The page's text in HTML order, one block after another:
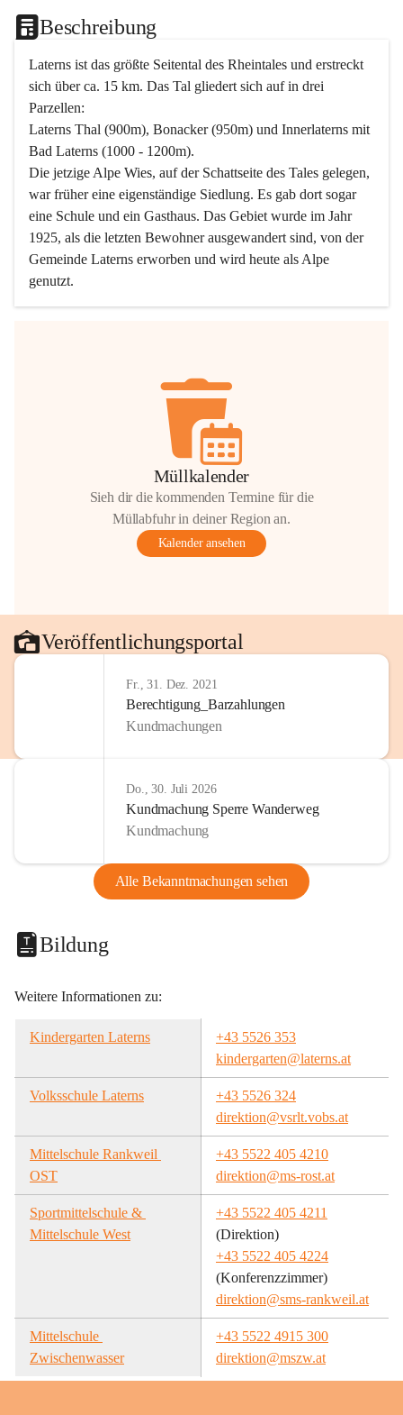
Beschreibung
Laterns ist das größte Seitental des Rheintales und erstreckt
sich über ca. 15 km. Das Tal gliedert sich auf in drei
Parzellen:
Laterns Thal (900m), Bonacker (950m) und Innerlaterns mit
Bad Laterns (1000 - 1200m).
Die jetzige Alpe Wies, auf der Schattseite des Tales gelegen,
war früher eine eigenständige Siedlung. Es gab dort sogar
eine Schule und ein Gasthaus. Das Gebiet wurde im Jahr
1925, als die letzten Bewohner ausgewandert sind, von der
Gemeinde Laterns erworben und wird heute als Alpe
genutzt.
Müllkalender
Sieh dir die kommenden Termine für die
Müllabfuhr in deiner Region an.
Kalender ansehen
Veröffentlichungsportal
Fr., 31. Dez. 2021
Berechtigung_Barzahlungen
Kundmachungen
Do., 30. Juli 2026
Kundmachung Sperre Wanderweg
Kundmachung
Alle Bekanntmachungen sehen
Bildung
Weitere Informationen zu:
Kindergarten Laterns
+43 5526 353
kindergarten@laterns.at
Volksschule Laterns
+43 5526 324
direktion@vsrlt.vobs.at
Mittelschule Rankweil
OST
+43 5522 405 4210
direktion@ms-rost.at
Sportmittelschule &
Mittelschule West
+43 5522 405 4211
(Direktion)
+43 5522 405 4224
(Konferenzzimmer)
direktion@sms-rankweil.at
Mittelschule
Zwischenwasser
+43 5522 4915 300
direktion@mszw.at